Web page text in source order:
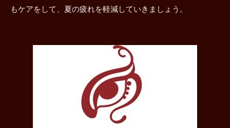
もケアをして、夏の疲れを軽減していきましょう。